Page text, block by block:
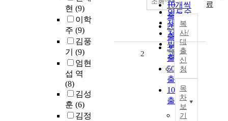
현 (9)
이학
주 (9)
김풍
기 (9)
엄현
섭 역
(8)
김성
훈 (6)
김정
연도순
제목순
저자순
발행기
관순
10개씩
출력
20개씩
출력
30개씩
출력
50개씩
출력
100개씩
출력
복
사/
대
출
신
청
목
차
보
기
2
료